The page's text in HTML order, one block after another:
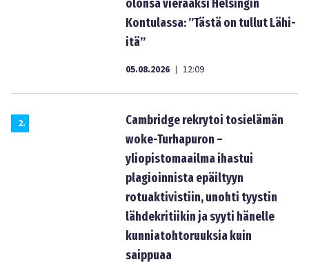
olonsa vieraaksi Helsingin
Kontulassa: ”Tästä on tullut Lähi-
itä”
05.08.2026 | 12:09
2.
Cambridge rekrytoi tosielämän
woke-Turhapuron –
yliopistomaailma ihastui
plagioinnista epäiltyyn
rotuaktivistiin, unohti tyystin
lähdekritiikin ja syyti hänelle
kunniatohtoruuksia kuin
saippuaa